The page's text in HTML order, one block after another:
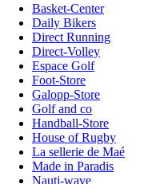
Basket-Center
Daily Bikers
Direct Running
Direct-Volley
Espace Golf
Foot-Store
Galopp-Store
Golf and co
Handball-Store
House of Rugby
La sellerie de Maé
Made in Paradis
Nauti-wave